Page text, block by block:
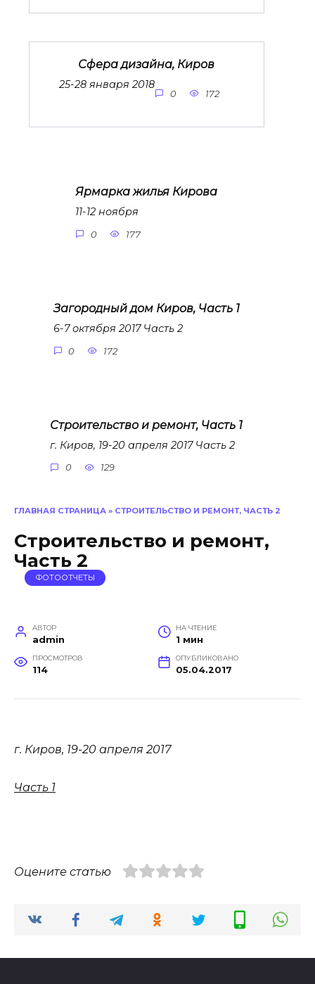
ГЛАВНАЯ СТРАНИЦА » СТРОИТЕЛЬСТВО И РЕМОНТ, ЧАСТЬ 2
Строительство и ремонт,
Часть 2
ФОТООТЧЕТЫ
АВТОР
admin
НА ЧТЕНИЕ
1 мин
ПРОСМОТРОВ
114
ОПУБЛИКОВАНО
05.04.2017
г. Киров, 19-20 апреля 2017
Часть 1
Оцените статью
Сфера дизайна, Киров
25-28 января 2018
0 172
Ярмарка жилья Кирова
11-12 ноября
0 177
Загородный дом Киров, Часть 1
6-7 октября 2017 Часть 2
0 172
Строительство и ремонт, Часть 1
г. Киров, 19-20 апреля 2017 Часть 2
0 129